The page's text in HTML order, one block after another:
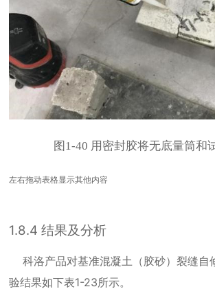
图 1-40 用密封胶将无底量筒和
左右拖动表格显示其他内容
1.8.4结果及分析
科洛产品对基准混凝土（胶砂）裂缝自
验结果如下表1-23所示。